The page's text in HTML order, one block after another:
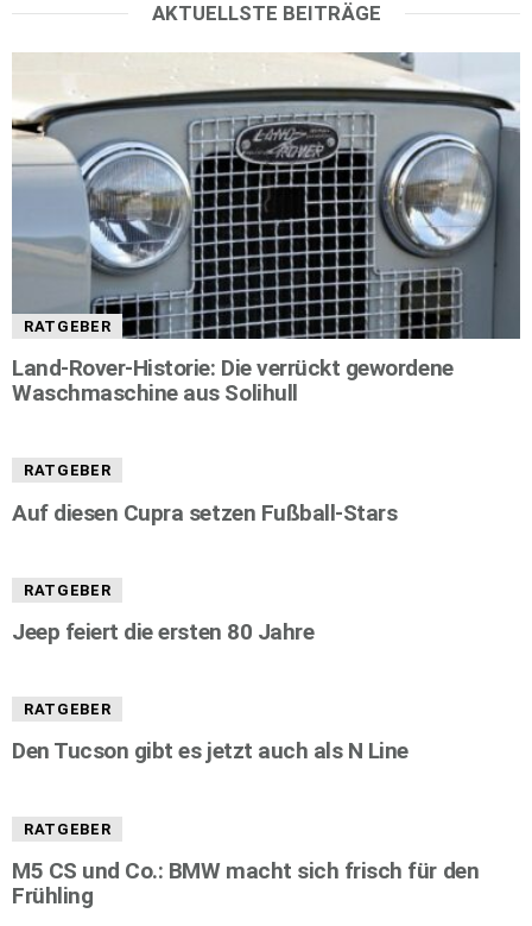
AKTUELLSTE BEITRÄGE
RATGEBER
Land-Rover-Historie: Die verrückt gewordene
Waschmaschine aus Solihull
RATGEBER
Auf diesen Cupra setzen Fußball-Stars
RATGEBER
Jeep feiert die ersten 80 Jahre
RATGEBER
Den Tucson gibt es jetzt auch als N Line
RATGEBER
M5 CS und Co.: BMW macht sich frisch für den
Frühling